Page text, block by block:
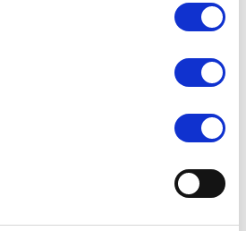
brug af cookies under
videre til vores Cookiepolitik,